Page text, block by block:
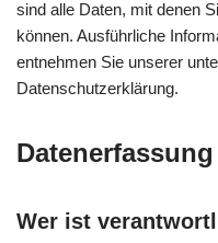
sind alle Daten, mit denen
können. Ausführliche
entnehmen Sie unserer
Datenschutzerklärung.
Wer ist